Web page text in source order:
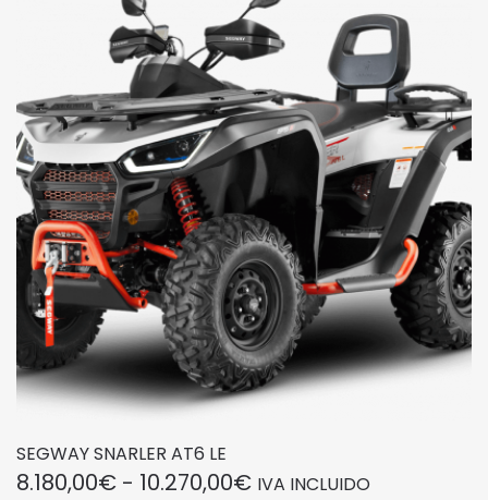
SEGWAY SNARLER AT6 LE
8.180,00€ - 10.270,00€RANGO
IVA INCLUIDO